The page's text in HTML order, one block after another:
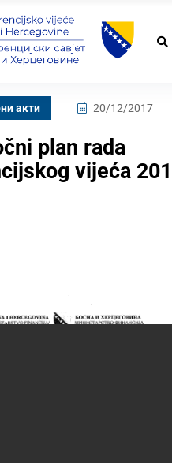
акти 20/12/2017
plan rada
vijeća